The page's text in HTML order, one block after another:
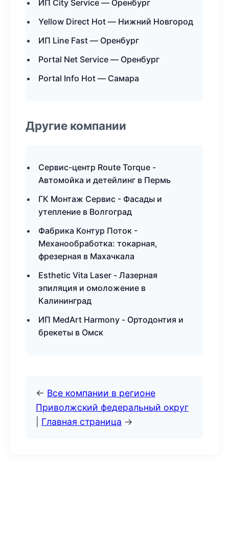
ИП City Service — Оренбург
Yellow Direct Hot — Нижний Новгород
ИП Line Fast — Оренбург
Portal Net Service — Оренбург
Portal Info Hot — Самара
Другие компании
Сервис-центр Route Torque -
Автомойка и детейлинг в Пермь
ГК Монтаж Сервис - Фасады и
утепление в Волгоград
Фабрика Контур Поток -
Механообработка: токарная,
фрезерная в Махачкала
Esthetic Vita Laser - Лазерная
эпиляция и омоложение в
Калининград
ИП MedArt Harmony - Ортодонтия и
брекеты в Омск
← Все компании в регионе
Приволжский федеральный округ
Главная страница →